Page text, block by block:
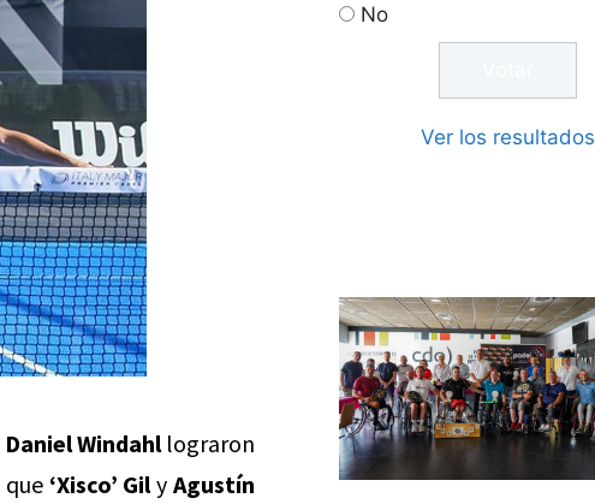
Daniel Windahllograron
‘Xisco’ GilyAgustín
No
Ver los resultados